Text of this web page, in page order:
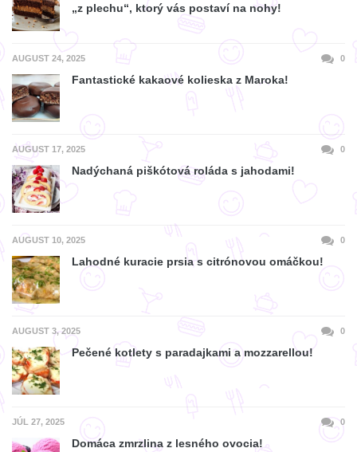
„z plechu“, ktorý vás postaví na nohy!
AUGUST 24, 2025 0
Fantastické kakaové kolieska z Maroka!
AUGUST 17, 2025 0
Nadýchaná piškótová roláda s jahodami!
AUGUST 10, 2025 0
Lahodné kuracie prsia s citrónovou omáčkou!
AUGUST 3, 2025 0
Pečené kotlety s paradajkami a mozzarellou!
JÚL 27, 2025 0
Domáca zmrzlina z lesného ovocia!